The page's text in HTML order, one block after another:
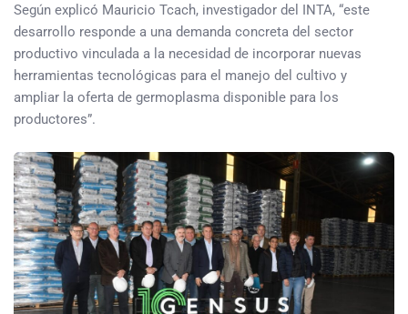
Según explicó Mauricio Tcach, investigador del INTA, “este
desarrollo responde a una demanda concreta del sector
productivo vinculada a la necesidad de incorporar nuevas
herramientas tecnológicas para el manejo del cultivo y
ampliar la oferta de germoplasma disponible para los
productores”.